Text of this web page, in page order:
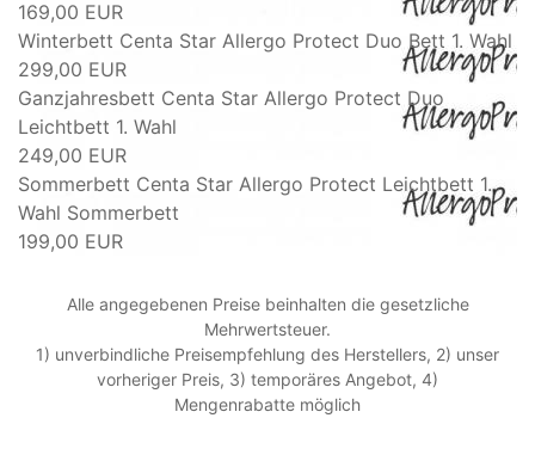
169,00 EUR
Winterbett Centa Star Allergo Protect Duo Bett 1. Wahl
299,00 EUR
Ganzjahresbett Centa Star Allergo Protect Duo
Leichtbett 1. Wahl
249,00 EUR
Sommerbett Centa Star Allergo Protect Leichtbett 1.
Wahl Sommerbett
199,00 EUR
Alle angegebenen Preise beinhalten die gesetzliche
Mehrwertsteuer.
1) unverbindliche Preisempfehlung des Herstellers, 2) unser
vorheriger Preis, 3) temporäres Angebot, 4)
Mengenrabatte möglich